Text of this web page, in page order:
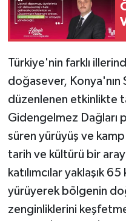
Türkiye'nin farklı
doğasever, Konya'nın
düzenlenen etkinlikte
Gidengelmez Dağları
süren yürüyüş ve
tarih ve kültürü bir
katılımcılar yaklaşık
yürüyerek bölgenin
zenginliklerini